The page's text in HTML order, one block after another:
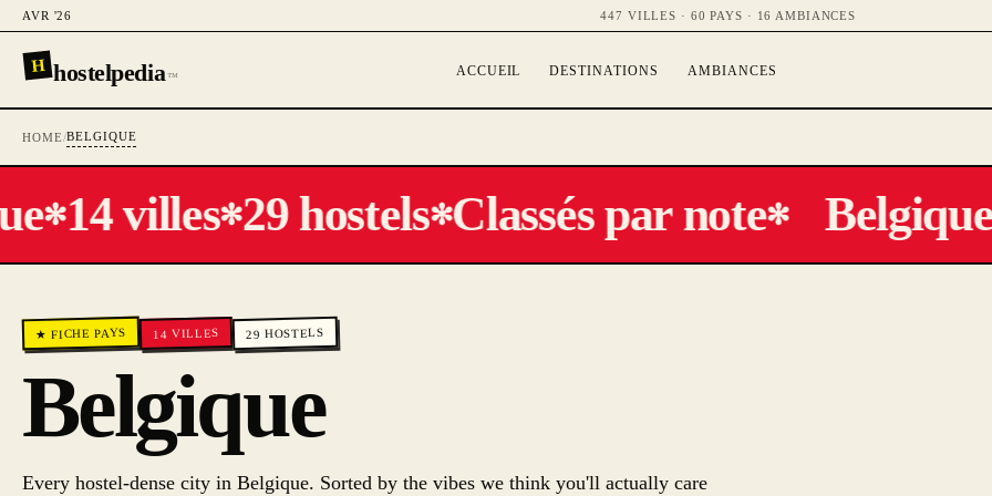
AVR '26 447 VILLES · 60 PAYS · 16 AMBIANCES
H hostelpedia™ ACCUEIL DESTINATIONS AMBIANCES
HOME/BELGIQUE
✻14 villes✻29 hostels✻Classés par note✻ Belgique
★ FICHE PAYS 14 VILLES 29 HOSTELS
Belgique
Every hostel-dense city in Belgique. Sorted by the vibes we think you'll actually care